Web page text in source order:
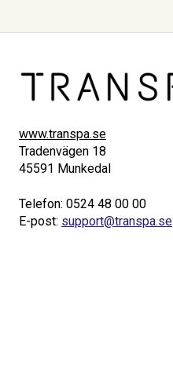
www.transpa.se
Tradenvägen 18
45591 Munkedal
Telefon: 0524 48 00 00
E-post: support@transpa.se